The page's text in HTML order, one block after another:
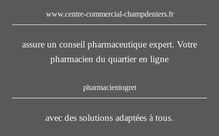
www.centre-commercial-champdeniers.fr
assure un conseil pharmaceutique expert. Votre
pharmacien du quartier en ligne
pharmacieniogret
avec des solutions adaptées à tous.